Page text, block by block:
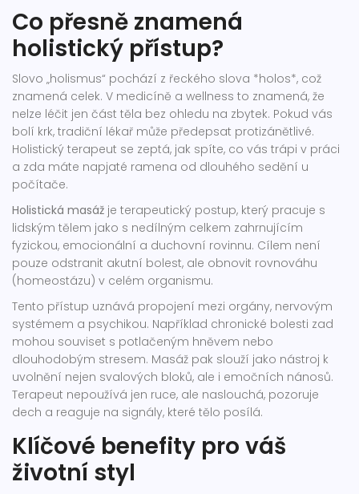
Co přesně znamená
holistický přístup?
Slovo „holismus“ pochází z řeckého slova *holos*, což
znamená celek. V medicíně a wellness to znamená, že
nelze léčit jen část těla bez ohledu na zbytek. Pokud vás
bolí krk, tradiční lékař může předepsat protizánětlivé.
Holistický terapeut se zeptá, jak spíte, co vás trápi v práci
a zda máte napjaté ramena od dlouhého sedění u
počítače.
Holistická masáž je terapeutický postup, který pracuje s
lidským tělem jako s nedílným celkem zahrnujícím
fyzickou, emocionální a duchovní rovinnu. Cílem není
pouze odstranit akutní bolest, ale obnovit rovnováhu
(homeostázu) v celém organismu.
Tento přístup uznává propojení mezi orgány, nervovým
systémem a psychikou. Například chronické bolesti zad
mohou souviset s potlačeným hněvem nebo
dlouhodobým stresem. Masáž pak slouží jako nástroj k
uvolnění nejen svalových bloků, ale i emočních nánosů.
Terapeut nepoužívá jen ruce, ale naslouchá, pozoruje
dech a reaguje na signály, které tělo posílá.
Klíčové benefity pro váš
životní styl